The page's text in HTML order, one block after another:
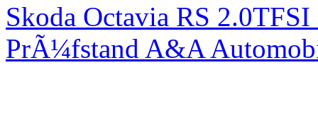
Skoda Octavia RS
PrÃ¼fstand A&A